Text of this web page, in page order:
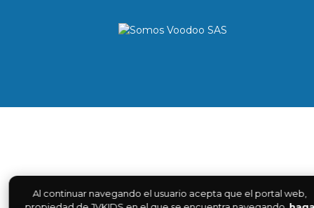
Al continuar navegando el usuario acepta que el portal web,